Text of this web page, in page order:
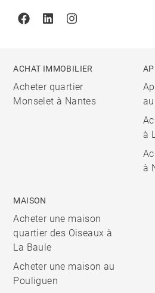
FacebookLinkedinInstagram
ACHAT IMMOBILIER
Acheter quartier
Monselet à Nantes
à
à
MAISON
Acheter une maison
quartier des Oiseaux à
La Baule
Acheter une maison au
Pouliguen